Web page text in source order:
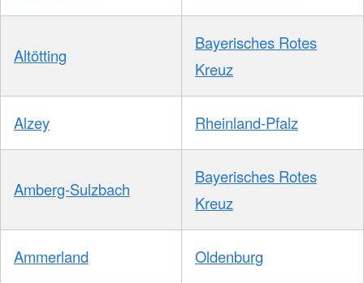
Altötting
Bayerisches Rotes
Kreuz
Alzey Rheinland-Pfalz
Amberg-Sulzbach
Bayerisches Rotes
Kreuz
Ammerland Oldenburg